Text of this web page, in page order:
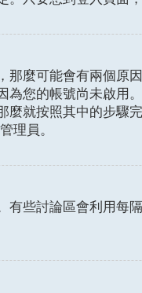
麼可能會有兩個原
您的帳號尚未啟
就按照其中的步
理員。
些討論區會利用